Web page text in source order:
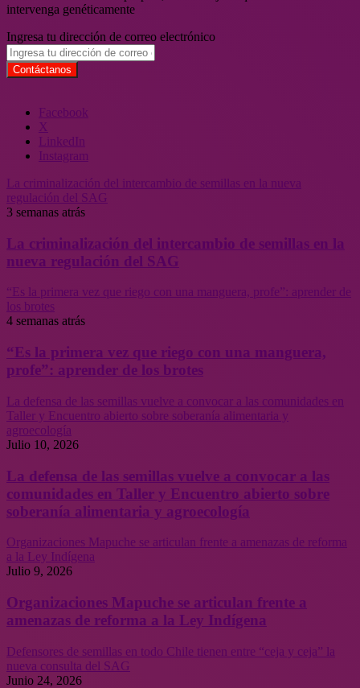
intervenga genéticamente
Ingresa tu dirección de correo electrónico
Facebook
X
LinkedIn
Instagram
La criminalización del intercambio de semillas en la nueva
regulación del SAG
3 semanas atrás
La criminalización del intercambio de semillas en la
nueva regulación del SAG
“Es la primera vez que riego con una manguera, profe”: aprender de
los brotes
4 semanas atrás
“Es la primera vez que riego con una manguera,
profe”: aprender de los brotes
La defensa de las semillas vuelve a convocar a las comunidades en
Taller y Encuentro abierto sobre soberanía alimentaria y
agroecología
Julio 10, 2026
La defensa de las semillas vuelve a convocar a las
comunidades en Taller y Encuentro abierto sobre
soberanía alimentaria y agroecología
Organizaciones Mapuche se articulan frente a amenazas de reforma
a la Ley Indígena
Julio 9, 2026
Organizaciones Mapuche se articulan frente a
amenazas de reforma a la Ley Indígena
Defensores de semillas en todo Chile tienen entre “ceja y ceja” la
nueva consulta del SAG
Junio 24, 2026